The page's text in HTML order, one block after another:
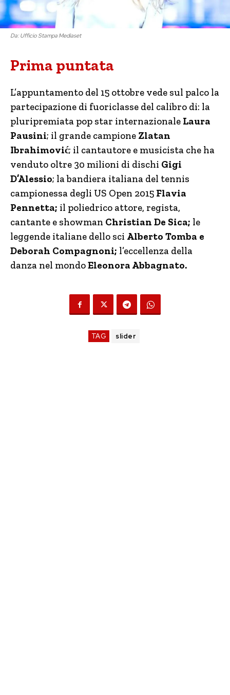
Da: Ufficio Stampa Mediaset
Prima puntata
L’appuntamento del 15 ottobre vede sul palco la
partecipazione di fuoriclasse del calibro di: la
pluripremiata pop star internazionale Laura
Pausini; il grande campione Zlatan
Ibrahimović; il cantautore e musicista che ha
venduto oltre 30 milioni di dischi Gigi
D’Alessio; la bandiera italiana del tennis
campionessa degli US Open 2015 Flavia
Pennetta; il poliedrico attore, regista,
cantante e showman Christian De Sica; le
leggende italiane dello sci Alberto Tomba e
Deborah Compagnoni; l’eccellenza della
danza nel mondoEleonora Abbagnato.
TAG slider